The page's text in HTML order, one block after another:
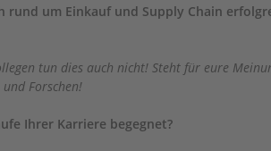
rund um Einkauf und Supply Chain
tun dies auch nicht! Steht für eure
Forschen!
Ihrer Karriere begegnet?